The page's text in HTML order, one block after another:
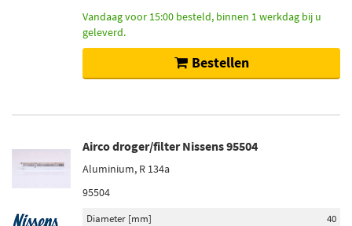
Vandaag voor 15:00 besteld, binnen 1 werkdag bij u
geleverd.
Bestellen
Airco droger/filter Nissens 95504
Aluminium, R 134a
95504
Diameter [mm]
40